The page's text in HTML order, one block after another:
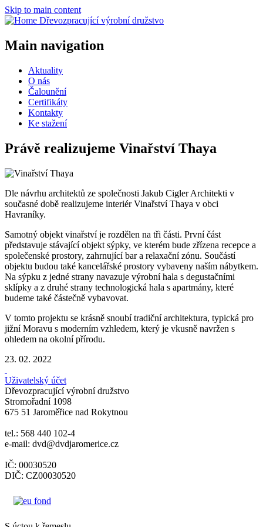
Skip to main content
Dřevozpracující výrobní družstvo
Main navigation
Aktuality
O nás
Čalounění
Certifikáty
Kontakty
Ke stažení
Právě realizujeme Vinařství Thaya
Dle návrhu architektů ze společnosti Jakub Cigler Architekti v
současné době realizujeme interiér Vinařství Thaya v obci
Havraníky.
Samotný objekt vinařství je rozdělen na tři části. První část
představuje stávající objekt sýpky, ve kterém bude zřízena recepce a
společenské prostory, zahrnující bar a relaxační zónu. Součástí
objektu budou také kancelářské prostory vybaveny naším nábytkem.
Na sýpku z jedné strany navazuje výrobní hala s degustačními
sklípky a z druhé strany technologická hala s apartmány, které
budeme také částečně vybavovat.
V tomto projektu se krásně snoubí tradiční architektura, typická pro
jižní Moravu s moderním vzhledem, který je vkusně navržen s
ohledem na okolní přírodu.
23. 02. 2022
Uživatelský účet
Dřevozpracující výrobní družstvo
Stromořadní 1098
675 51 Jaroměřice nad Rokytnou
tel.: 568 440 102-4
e-mail: dvd@dvdjaromerice.cz
IČ: 00030520
DIČ: CZ00030520